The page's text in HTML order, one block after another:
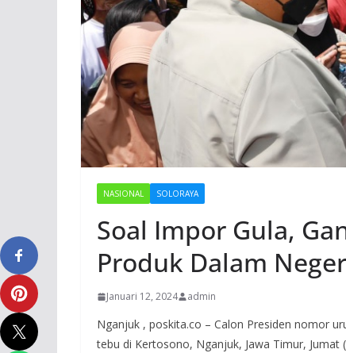
NASIONAL SOLORAYA
Soal Impor Gula,
Produk Dalam
Januari 12, 2024 admin
Nganjuk , poskita.co – Calon Presiden nomor
tebu di Kertosono, Nganjuk, Jawa Timur,